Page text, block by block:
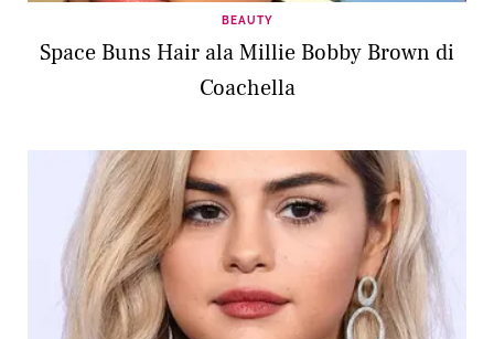
BEAUTY
Space Buns Hair ala Millie Bobby Brown di
Coachella